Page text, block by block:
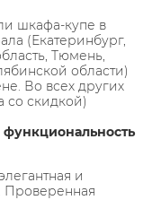
шкафа-купе в
(Екатеринбург,
Тюмень,
области)
Во всех других
со скидкой)
и
Проверенная